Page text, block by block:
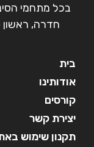
בכל מתחמי
חדרה, ראשון
בית
אודותינו
קורסים
יצירת קשר
תקנון שימוש